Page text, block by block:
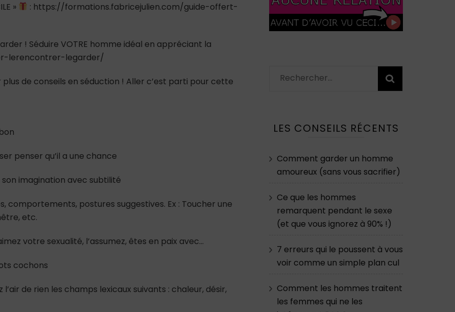
»
: https://formations.fabricejulien.com/guide-offert-
! Séduire VOTRE homme idéal en appréciant la
lerencontrer-legarder/
de conseils en séduction ! Aller c’est parti pour cette
penser qu’il a une chance
imagination avec subtilité
comportements, postures suggestives. Ex : Toucher une
etc.
votre sexualité, l’assumez, êtes en paix avec…
cochons
de rien les champs lexicaux suivants : chaleur, désir,
Rechercher :
LES CONSEILS RÉCENTS
Comment garder un homme
amoureux (sans vous sacrifier)
Ce que les hommes
remarquent pendant le sexe
(et que vous ignorez à 90% !)
7 erreurs qui le poussent à vous
voir comme un simple plan cul
Comment les hommes traitent
les femmes qui ne les